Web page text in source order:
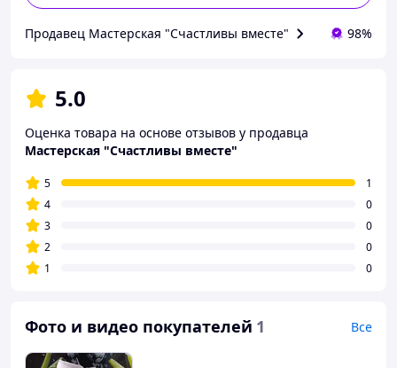
Продавец Мастерская "Счастливы вместе" 98%
5.0
Оценка товара на основе отзывов у продавца
Мастерская "Счастливы вместе"
5
1
4
0
3
0
2
0
1
0
Фото и видео покупателей 1 Все